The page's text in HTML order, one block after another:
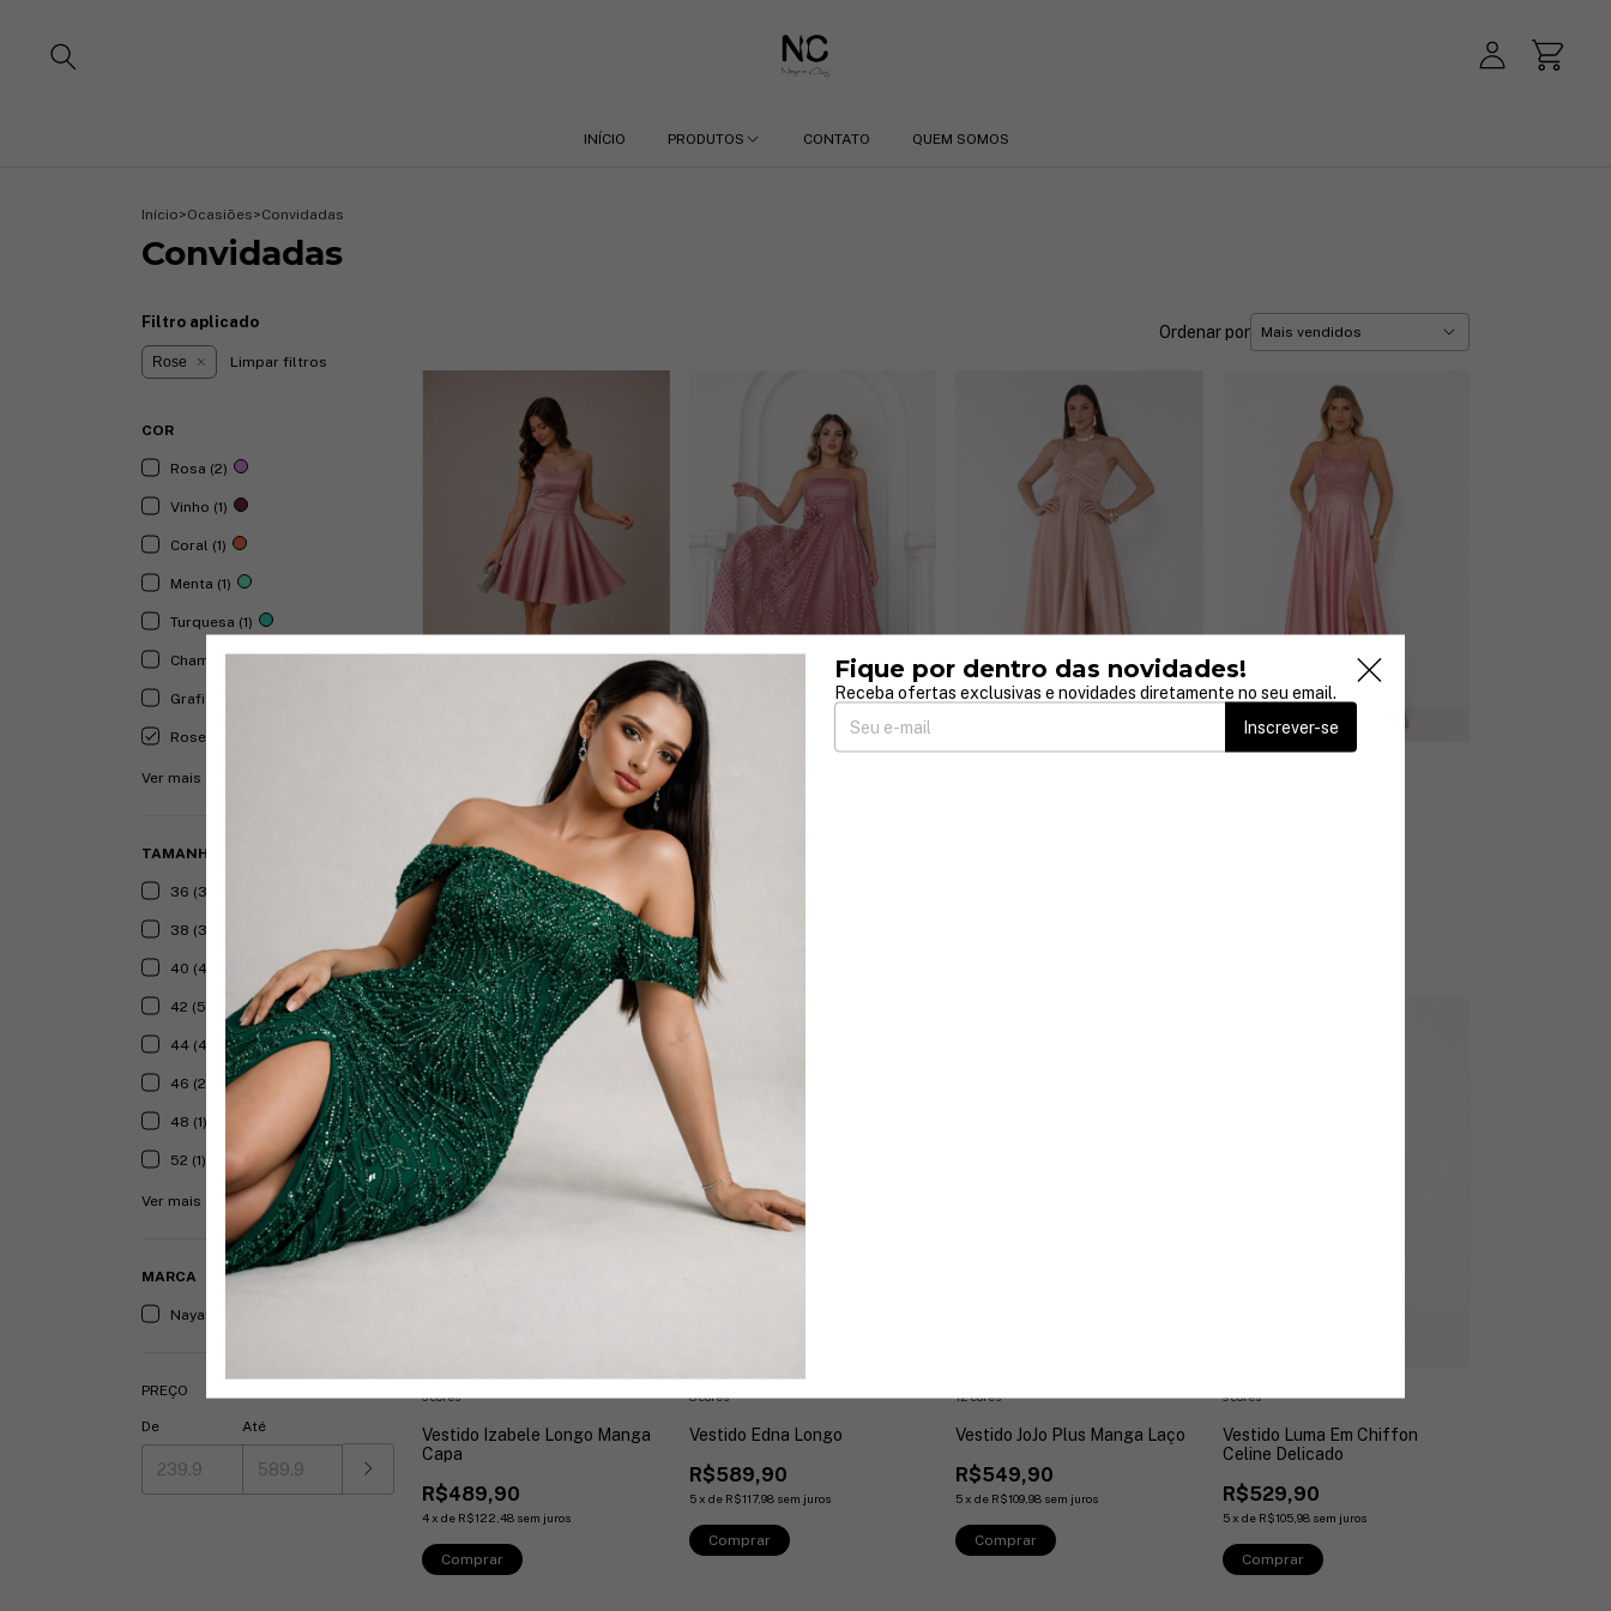
INÍCIO PRODUTOS CONTATO QUEM SOMOS
Início>Ocasiões>Convidadas
Convidadas
Filtro aplicado
Rose Limpar filtros
COR
Rosa (2)
Vinho (1)
Coral (1)
Menta (1)
Turquesa (1)
Champagne (1)
Grafite (1)
Rose (8)
Ver mais
TAMANHO
36 (3)
38 (3)
40 (4)
42 (5)
44 (4)
46 (2)
48 (1)
52 (1)
Ver mais
MARCA
Nayara Cruz (7)
PREÇO
De Até
Ordenar por
Vestido Monique Curto
R$239,90
2xdeR$119,95sem juros
Comprar
Vestido Fanny Fluido Detalhe
Em Flor
R$589,90
5 de
Comprar
Vestido Izabele Longo Manga
Capa
R$489,90
4 xde R$122,48 sem juros
6 cores
Comprar
Vestido Edna Longo
R$589,90
5 x de R$117,98 sem juros
8 cores
Comprar
Vestido JoJo Plus Manga Laço
R$549,90
5 xde R$109,98 sem juros
12 cores
Comprar
Vestido Luma Em Chiffon
Celine Delicado
R$529,90
5 x de R$105,98 sem juros
9 cores
Comprar
Fique por dentro das novidades!
Receba ofertas exclusivas e novidades diretamente no seu email.
Inscrever-se